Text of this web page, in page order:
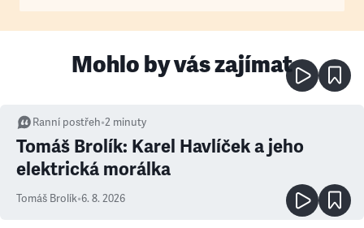
Mohlo by vás zajímat
Ranní postřeh•2 minuty
Tomáš Brolík: Karel Havlíček a jeho
elektrická morálka
Tomáš Brolík•6. 8. 2026